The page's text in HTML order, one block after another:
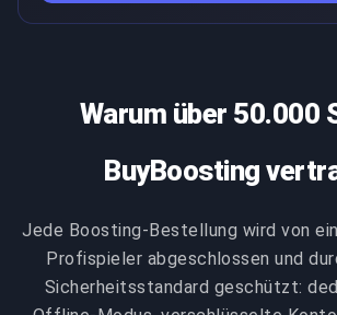
zur Maximierung der
Vergoldung ohne zeitintensive
Wert verfolgenswert für jeden
Warum über 50.000
BuyBoosting
Jede Boosting-Bestellung wird von
Profispieler abgeschlossen und
Sicherheitsstandard geschützt: